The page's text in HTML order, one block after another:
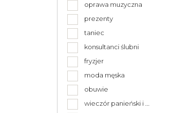
oprawa muzyczna
prezenty
taniec
konsultanci ślubni
fryzjer
moda męska
obuwie
wieczór panieński i ...